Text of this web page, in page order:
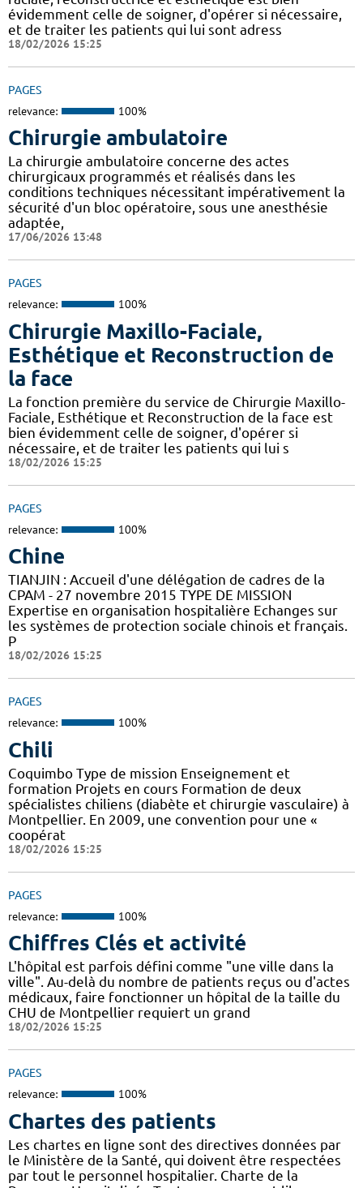
évidemment celle de soigner, d'opérer si nécessaire,
et de traiter les patients qui lui sont adress
18/02/2026 15:25
PAGES
relevance: 100%
Chirurgie ambulatoire
La chirurgie ambulatoire concerne des actes
chirurgicaux programmés et réalisés dans les
conditions techniques nécessitant impérativement la
sécurité d'un bloc opératoire, sous une anesthésie
adaptée,
17/06/2026 13:48
PAGES
relevance: 100%
Chirurgie Maxillo-Faciale,
Esthétique et Reconstruction de
la face
La fonction première du service de Chirurgie Maxillo-
Faciale, Esthétique et Reconstruction de la face est
bien évidemment celle de soigner, d'opérer si
nécessaire, et de traiter les patients qui lui s
18/02/2026 15:25
PAGES
relevance: 100%
Chine
TIANJIN : Accueil d'une délégation de cadres de la
CPAM - 27 novembre 2015 TYPE DE MISSION
Expertise en organisation hospitalière Echanges sur
les systèmes de protection sociale chinois et français.
P
18/02/2026 15:25
PAGES
relevance: 100%
Chili
Coquimbo Type de mission Enseignement et
formation Projets en cours Formation de deux
spécialistes chiliens (diabète et chirurgie vasculaire) à
Montpellier. En 2009, une convention pour une «
coopérat
18/02/2026 15:25
PAGES
relevance: 100%
Chiffres Clés et activité
L'hôpital est parfois défini comme "une ville dans la
ville". Au-delà du nombre de patients reçus ou d'actes
médicaux, faire fonctionner un hôpital de la taille du
CHU de Montpellier requiert un grand
18/02/2026 15:25
PAGES
relevance: 100%
Chartes des patients
Les chartes en ligne sont des directives données par
le Ministère de la Santé, qui doivent être respectées
par tout le personnel hospitalier. Charte de la